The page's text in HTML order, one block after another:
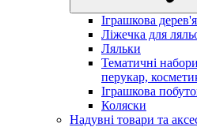
Іграшкова
Ліжечка для
Ляльки
Тематичні
перукар,
Іграшкова
Коляски
Надувні товари та